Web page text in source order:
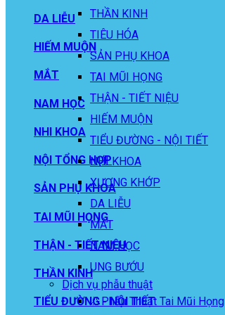
DA LIỄU
HIẾM MUỘN
MẮT
NAM HỌC
NHI KHOA
NỘI TỔNG HỢP
SẢN PHỤ KHOA
TAI MŨI HỌNG
THẬN - TIẾT NIỆU
THẦN KINH
TIỂU ĐƯỜNG - NỘI TIẾT
THẦN KINH
TIÊU HÓA
SẢN PHỤ KHOA
TAI MŨI HỌNG
THẬN - TIẾT NIỆU
HIẾM MUỘN
TIỂU ĐƯỜNG - NỘI TIẾT
NHI KHOA
XƯƠNG KHỚP
DA LIỄU
MẮT
NAM HỌC
UNG BƯỚU
Dịch vụ phẫu thuật
👃Phẫu Thuật Tai Mũi Họng